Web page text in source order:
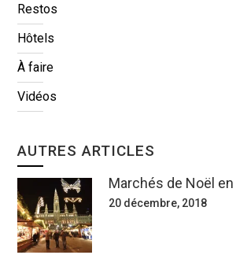
Restos
Hôtels
À faire
Vidéos
AUTRES ARTICLES
Marchés de Noël en
20 décembre, 2018